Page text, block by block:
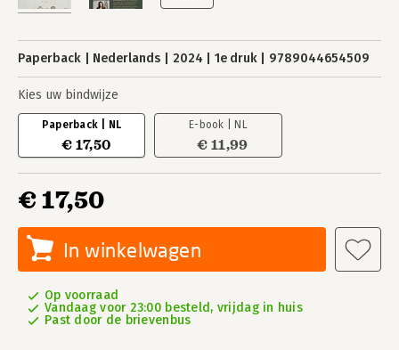
Paperback Nederlands 2024 1e druk 9789044654509
Kies uw bindwijze
Paperback | NL
€ 17,50
E-book | NL
€ 11,99
€ 17,50
In winkelwagen
Op voorraad
Vandaag voor 23:00 besteld, vrijdag in huis
Past door de brievenbus